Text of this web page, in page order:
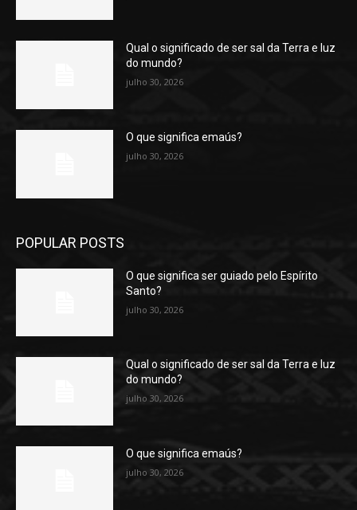
Qual o significado de ser sal da Terra e luz
do mundo?
julho 30, 2026
O que significa emaús?
julho 30, 2026
POPULAR POSTS
O que significa ser guiado pelo Espírito
Santo?
julho 30, 2026
Qual o significado de ser sal da Terra e luz
do mundo?
julho 30, 2026
O que significa emaús?
julho 30, 2026